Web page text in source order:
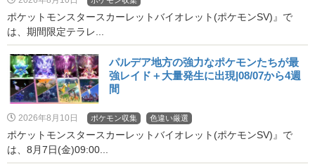
ポケットモンスタースカーレットバイオレット(ポケモンSV)』で
は、期間限定テラレ...
パルデア地方の強力なポケモンたちが最
強レイド＋大量発生に出現|08/07から4週
間
2026年8月10日 ポケモン収集 色違い厳選
ポケットモンスタースカーレットバイオレット(ポケモンSV)』で
は、8月7日(金)09:00...